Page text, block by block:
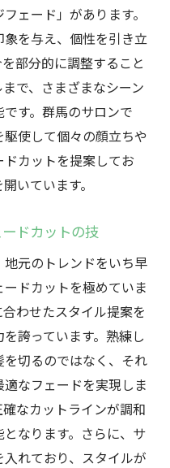
ェード」があります。
を与え、個性を引き立
部分的に調整すること
で、さまざまなシーン
す。群馬のサロンで
使して個々の顔立ちや
カットを提案してお
いています。
ドカットの技
元のトレンドをいち早
ドカットを極めていま
わせたスタイル提案を
誇っています。熟練し
切るのではなく、それ
なフェードを実現しま
なカットラインが調和
なります。さらに、サ
れており、スタイルが